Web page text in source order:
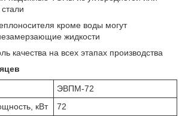
кроме воды могут
жидкости
качества на всех этапах производства
ЭВПМ-72
кВт
72